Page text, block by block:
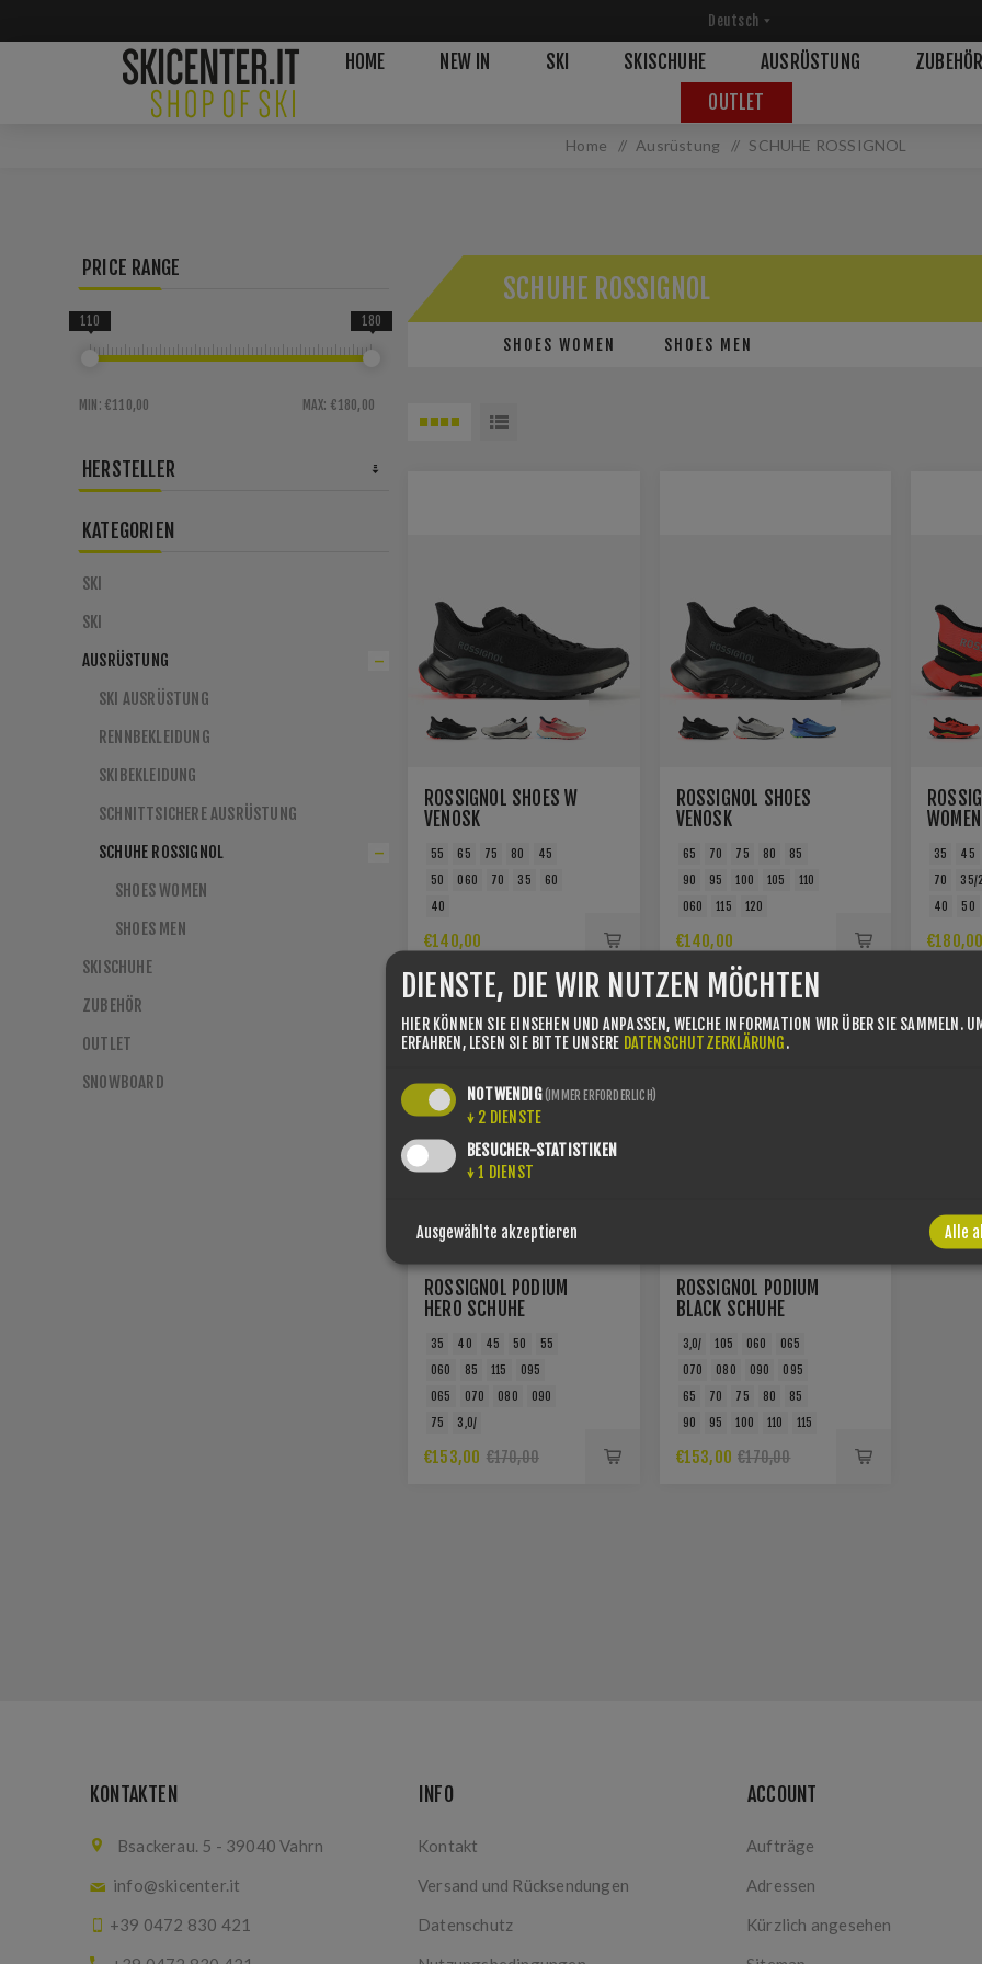
HOME NEW IN SKI SKISCHUHE AUSRÜSTUNG ZUBEHÖR
OUTLET
Home / Ausrüstung / SCHUHE ROSSIGNOL
SCHUHE ROSSIGNOL
SHOES WOMEN SHOES MEN
ROSSIGNOL SHOES W
VENOSK
55 65 75 80
45
50
060 70 35
60
40
€140,00
ROSSIGNOL SHOES
VENOSK
65 70 75 80
85
90
95 100 105
110
060
115 120
€140,00
35 45
70
35/
40
50
€180,00
SIE SPAREN -10%
ROSSIGNOL PODIUM
HERO SCHUHE
35 40 45 50
55
060
85 115
095
065
070 080
090
75
3,0/
€153,00 €170,00
ROSSIGNOL PODIUM
BLACK SCHUHE
3,0/ 105 060
065
070
080 090
095
65
70 75 80
85
90
95 100 110 115
€153,00 €170,00
PRICE RANGE
MIN: €110,00 MAX: €180,00
110 180
HERSTELLER
KATEGORIEN
SKI
SKI
AUSRÜSTUNG
SKI AUSRÜSTUNG
RENNBEKLEIDUNG
SKIBEKLEIDUNG
SCHNITTSICHERE AUSRÜSTUNG
SCHUHE ROSSIGNOL
SHOES WOMEN
SHOES MEN
SKISCHUHE
ZUBEHÖR
OUTLET
SNOWBOARD
KONTAKTEN
Bsackerau. 5 - 39040 Vahrn
info@skicenter.it
+39 0472 830 421
INFO
Kontakt
Versand und Rücksendungen
Datenschutz
ACCOUNT
Aufträge
Adressen
Kürzlich angesehen
DIENSTE, DIE WIR NUTZEN MÖCHTEN
HIER KÖNNEN SIE EINSEHEN UND ANPASSEN, WELCHE INFORMATION WIR ÜBER SIE SAMMELN.
ERFAHREN, LESEN SIE BITTE UNSERE DATENSCHUTZERKLÄRUNG.
NOTWENDIG(IMMER ERFORDERLICH)
↓ 2 DIENSTE
BESUCHER-STATISTIKEN
↓ 1 DIENST
Ausgewählte akzeptieren Alle